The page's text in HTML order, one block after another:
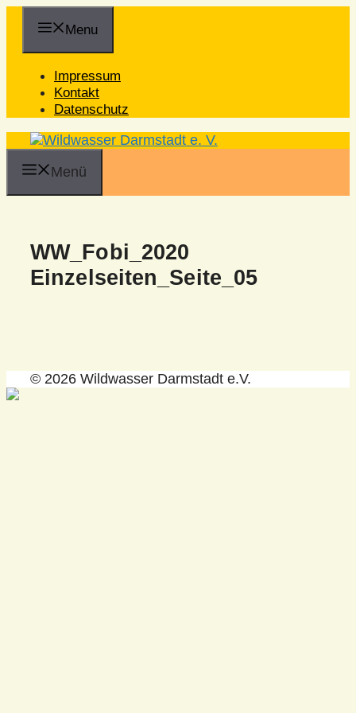
Inhalt
Menu
Impressum
Kontakt
Datenschutz
Menü
WW_Fobi_2020
Einzelseiten_Seite_05
© 2026 Wildwasser Darmstadt e.V.